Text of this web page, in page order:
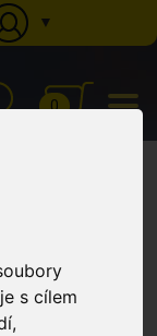
s cílem
▼
0